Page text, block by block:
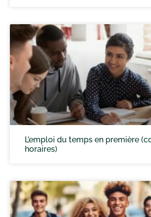
L’emploi du temps en première
horaires)